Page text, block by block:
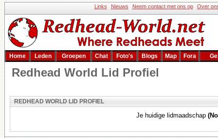
Links Nieuws Neem contact met ons op Over
Home Leden Groepen Chat Foto's Blogs Map Fora
Redhead World Lid Profiel
REDHEAD WORLD LID PROFIEL
Je huidige lidmaadschap